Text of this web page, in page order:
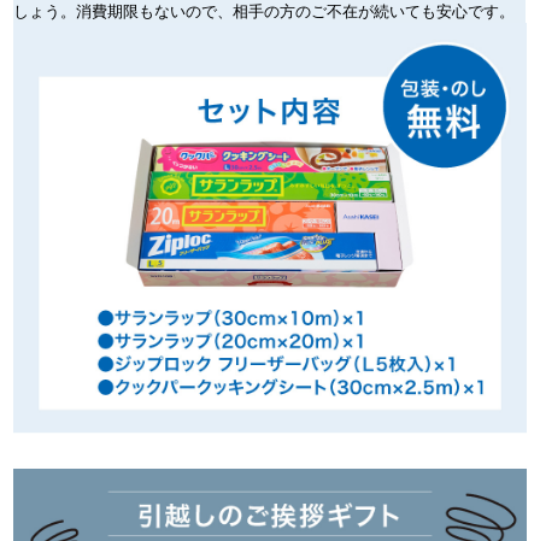
しょう。消費期限もないので、相手の方のご不在が続いても安心です。